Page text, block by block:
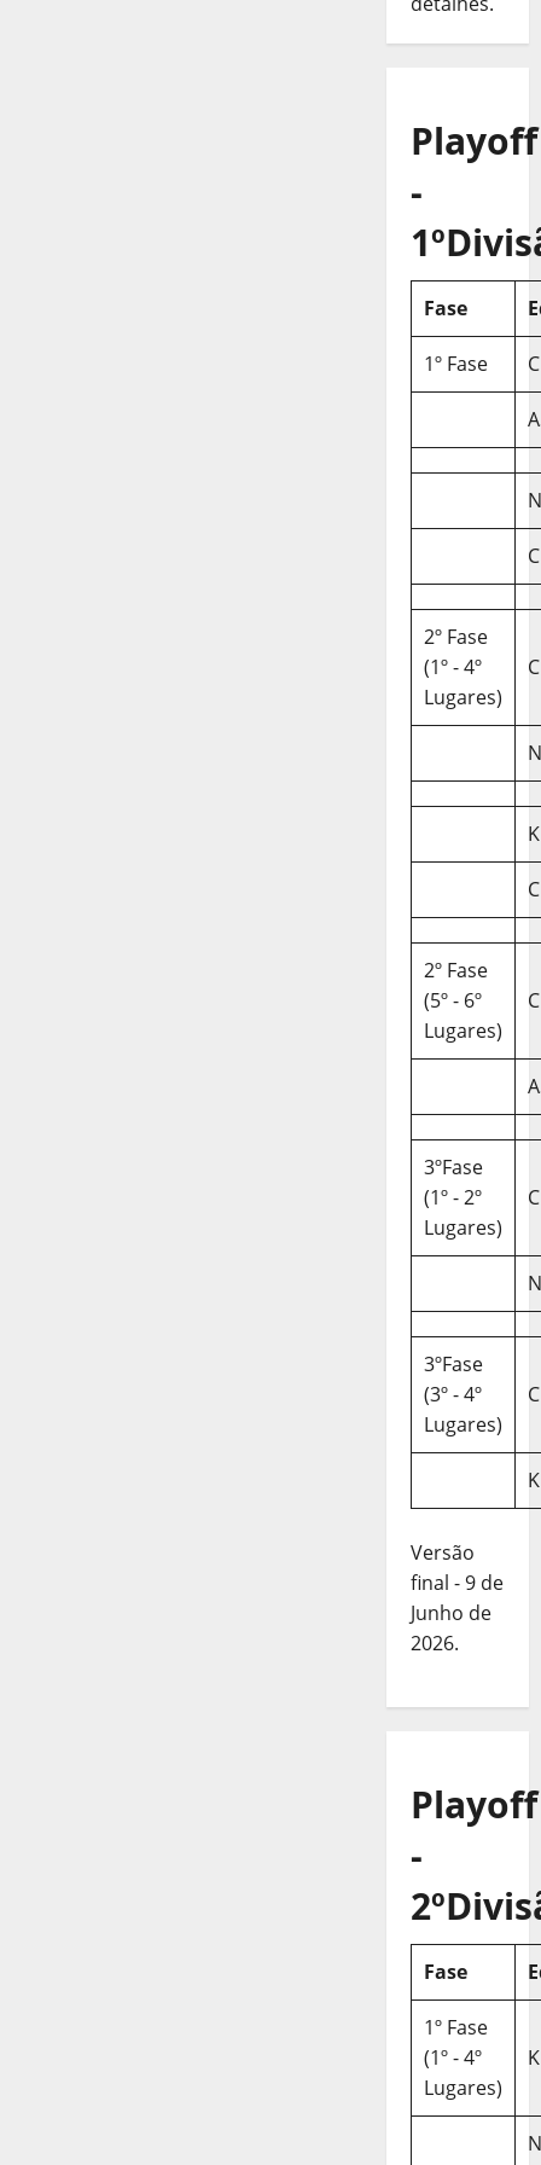
Playoff
-
Fase
1º Fase
2º Fase
(1º - 4º
Lugares)
2º Fase
(5º - 6º
Lugares)
3ºFase
(1º - 2º
Lugares)
3ºFase
(3º - 4º
Lugares)
Versão
final - 9 de
Junho de
2026.
Playoff
-
Fase
1º Fase
(1º - 4º
Lugares)